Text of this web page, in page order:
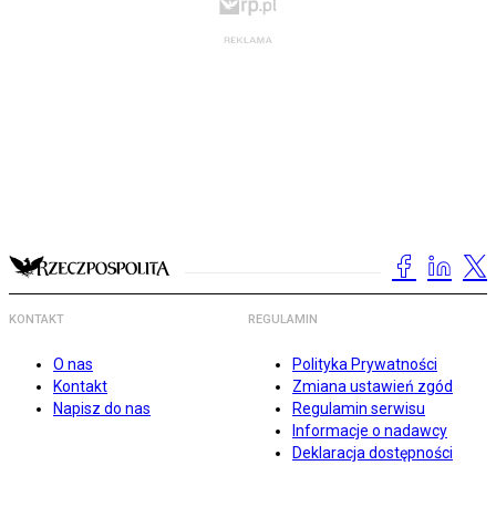
KONTAKT
O nas
Kontakt
Napisz do nas
REGULAMIN
Polityka Prywatności
Zmiana ustawień zgód
Regulamin serwisu
Informacje o nadawcy
Deklaracja dostępności